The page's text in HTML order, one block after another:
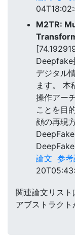
M2TR:
Deepfake
デジタル
ます。 本
操作アー
ことを目
顔の再現
論文 参考
関連論文リスト
アブストラクト